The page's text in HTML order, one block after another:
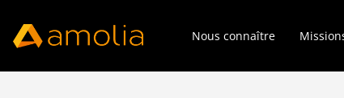
Nous connaître